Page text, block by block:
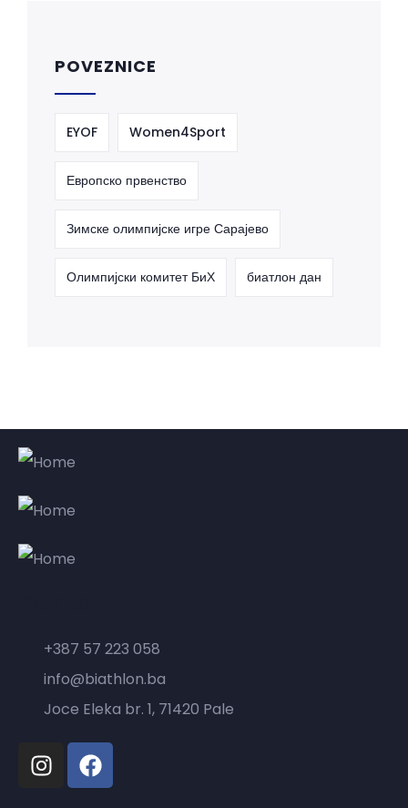
POVEZNICE
EYOF Women4Sport
Европско првенство
Зимске олимпијске игре Сарајево
Олимпијски комитет БиХ биатлон дан
+387 57 223 058
info@biathlon.ba
Joce Eleka br. 1, 71420 Pale